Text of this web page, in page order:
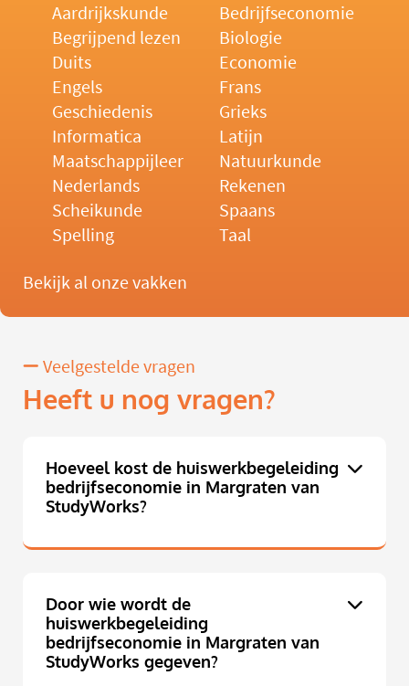
Aardrijkskunde
Bedrijfseconomie
Begrijpend lezen
Biologie
Duits
Economie
Engels
Frans
Geschiedenis
Grieks
Informatica
Latijn
Maatschappijleer
Natuurkunde
Nederlands
Rekenen
Scheikunde
Spaans
Spelling
Taal
Bekijk al onze vakken
Veelgestelde vragen
Heeft u nog vragen?
Hoeveel kost de huiswerkbegeleiding
bedrijfseconomie in Margraten van
StudyWorks?
Door wie wordt de
huiswerkbegeleiding
bedrijfseconomie in Margraten van
StudyWorks gegeven?